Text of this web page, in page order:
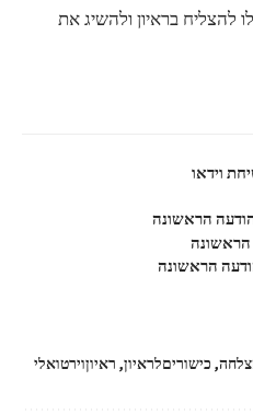
להצליח בראיון ולהשיג את
וידאו
הראשונה
הראשונה
הראשונה
, כישוריםלראיון, ראיוןוירטואלי